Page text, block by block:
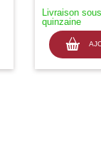
Livraison sous
quinzaine